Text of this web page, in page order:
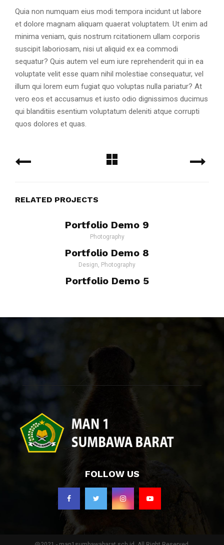
Quia non numquam eius modi tempora incidunt ut labore
et dolore magnam aliquam quaerat voluptatem. Ut enim ad
minima veniam, quis nostrum rcitationem ullam corporis
suscipit laboriosam, nisi ut aliquid ex ea commodi
sequatur? Quis autem vel eum iure reprehenderit qui in ea
voluptate velit esse quam nihil molestiae consequatur, vel
illum qui lorem eum fugiat quo voluptas nulla pariatur? At
vero eos et accusamus et iusto odio dignissimos ducimus
qui blanditiis esentium voluptatum deleniti atque corrupti
quos dolores et quas.
RELATED PROJECTS
Portfolio Demo 9
Photography
Portfolio Demo 8
Design, Photography
Portfolio Demo 5
FOLLOW US